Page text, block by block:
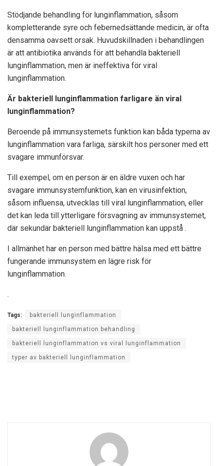
Stödjande behandling för lunginflammation, såsom
kompletterande syre och febernedsättande medicin, är ofta
densamma oavsett orsak. Huvudskillnaden i behandlingen
är att antibiotika används för att behandla bakteriell
lunginflammation, men är ineffektiva för viral
lunginflammation.
Är bakteriell lunginflammation farligare än viral
lunginflammation?
Beroende på immunsystemets funktion kan båda typerna av
lunginflammation vara farliga, särskilt hos personer med ett
svagare immunförsvar.
Till exempel, om en person är en äldre vuxen och har
svagare immunsystemfunktion, kan en virusinfektion,
såsom influensa, utvecklas till viral lunginflammation, eller
det kan leda till ytterligare försvagning av immunsystemet,
där sekundär bakteriell lunginflammation kan uppstå .
I allmänhet har en person med bättre hälsa med ett bättre
fungerande immunsystem en lägre risk för
lunginflammation.
.
Tags: bakteriell lunginflammation
bakteriell lunginflammation behandling
bakteriell lunginflammation vs viral lunginflammation
typer av bakteriell lunginflammation